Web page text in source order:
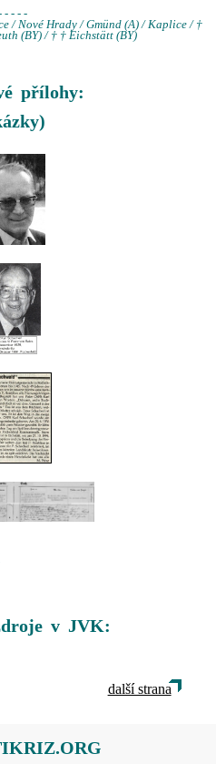
- - - -
/ Nové Hrady / Gmünd (A) / Kaplice / †
(BY) / † † Eichstätt (BY)
přílohy:
v JVK:
další strana